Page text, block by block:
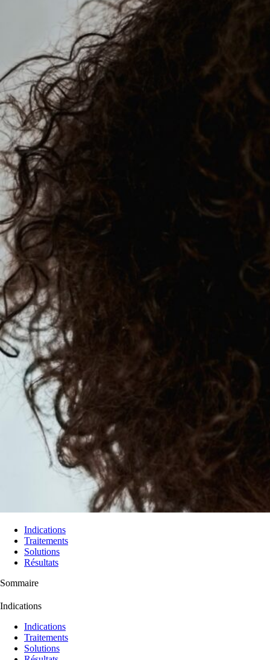
Indications
Traitements
Solutions
Résultats
Sommaire
Indications
Indications
Traitements
Solutions